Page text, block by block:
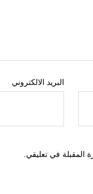
البريد الالكتروني
المقبلة في تعليقي.